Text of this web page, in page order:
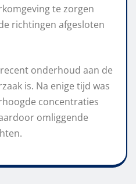
te zorgen
richtingen afgesloten
onderhoud aan de
is. Na enige tijd was
concentraties
omliggende